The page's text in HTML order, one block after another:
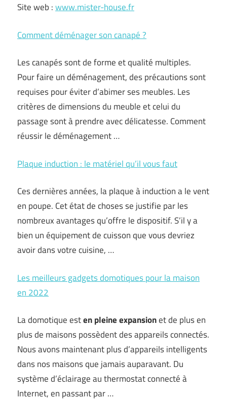
Site web :www.mister-house.fr
Comment déménager son canapé ?
Les canapés sont de forme et qualité multiples.
Pour faire un déménagement, des précautions sont
requises pour éviter d’abimer ses meubles. Les
critères de dimensions du meuble et celui du
passage sont à prendre avec délicatesse. Comment
réussir le déménagement …
Plaque induction : le matériel qu’il vous faut
Ces dernières années, la plaque à induction a le vent
en poupe. Cet état de choses se justifie par les
nombreux avantages qu’offre le dispositif. S’il y a
bien un équipement de cuisson que vous devriez
avoir dans votre cuisine, …
Les meilleurs gadgets domotiques pour la maison
en 2022
La domotique esten pleine expansionet de plus en
plus de maisons possèdent des appareils connectés.
Nous avons maintenant plus d’appareils intelligents
dans nos maisons que jamais auparavant. Du
système d’éclairage au thermostat connecté à
Internet, en passant par …